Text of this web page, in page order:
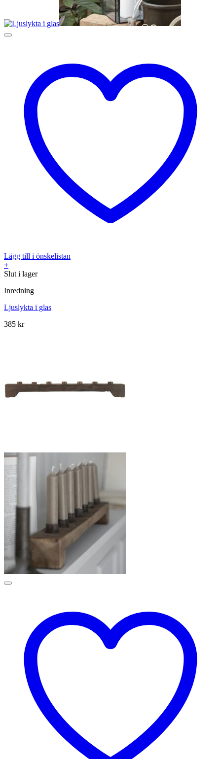
Lägg till i önskelistan
+
Slut i lager
Inredning
Ljuslykta i glas
385 kr